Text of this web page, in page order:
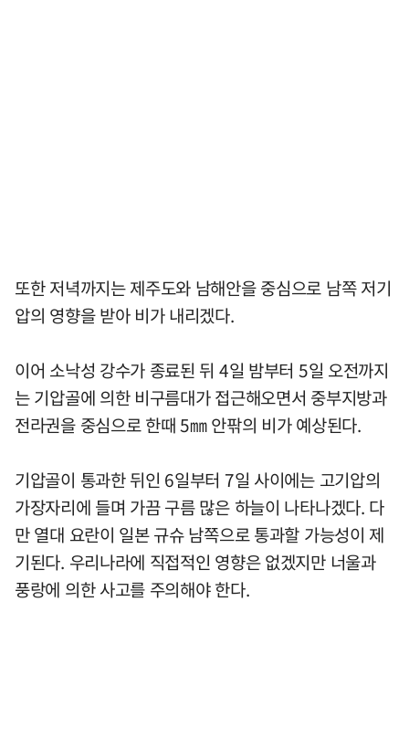
또한 저녁까지는 제주도와 남해안을 중심으로 남쪽 저기
압의 영향을 받아 비가 내리겠다.
이어 소낙성 강수가 종료된 뒤 4일 밤부터 5일 오전까지
는 기압골에 의한 비구름대가 접근해오면서 중부지방과
전라권을 중심으로 한때 5㎜ 안팎의 비가 예상된다.
기압골이 통과한 뒤인 6일부터 7일 사이에는 고기압의
가장자리에 들며 가끔 구름 많은 하늘이 나타나겠다. 다
만 열대 요란이 일본 규슈 남쪽으로 통과할 가능성이 제
기된다. 우리나라에 직접적인 영향은 없겠지만 너울과
풍랑에 의한 사고를 주의해야 한다.